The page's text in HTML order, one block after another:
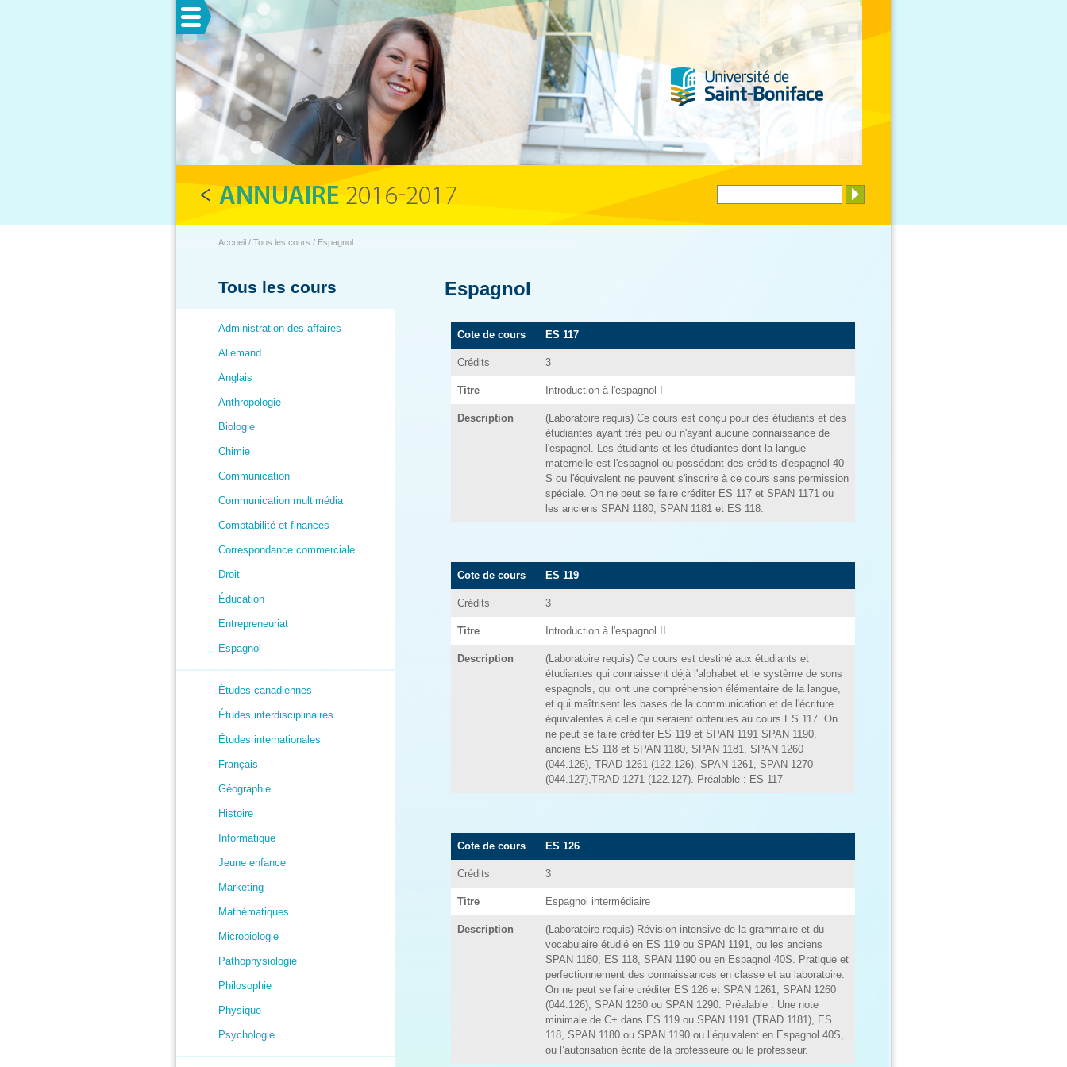
Menu
Accueil / Tous les cours / Espagnol
Tous les cours
Administration des affaires
Allemand
Anglais
Anthropologie
Biologie
Chimie
Communication
Communication multimédia
Comptabilité et finances
Correspondance commerciale
Droit
Éducation
Entrepreneuriat
Espagnol
Études canadiennes
Études interdisciplinaires
Études internationales
Français
Géographie
Histoire
Informatique
Jeune enfance
Marketing
Mathématiques
Microbiologie
Pathophysiologie
Philosophie
Physique
Psychologie
Espagnol